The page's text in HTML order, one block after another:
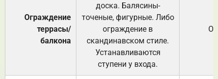
Ограждение
террасы/
балкона
доска. Балясины-
точеные, фигурные. Либо
ограждение в
скандинавском стиле.
Устанавливаются
ступени у входа.